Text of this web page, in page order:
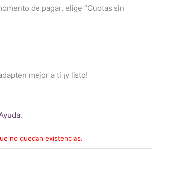
de pagar, elige “Cuotas sin
mejor a ti ¡y listo!
Ayuda.
no quedan existencias.